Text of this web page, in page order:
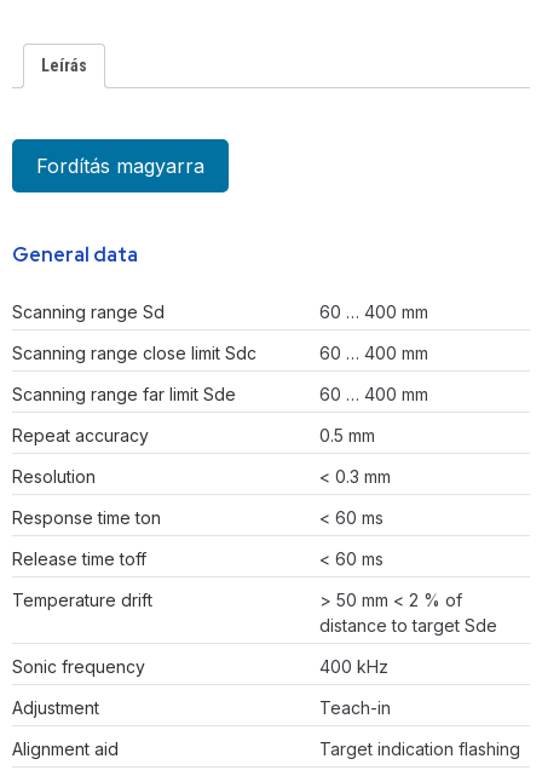
Leírás
Fordítás magyarra
General data
Scanning range Sd
60 … 400 mm
Scanning range close limit Sdc
60 … 400 mm
Scanning range far limit Sde
60 … 400 mm
Repeat accuracy
0.5 mm
Resolution
< 0.3 mm
Response time ton
< 60 ms
Release time toff
< 60 ms
Temperature drift
> 50 mm < 2 % of
distance to target Sde
Sonic frequency
400 kHz
Adjustment
Teach-in
Alignment aid
Target indication flashing